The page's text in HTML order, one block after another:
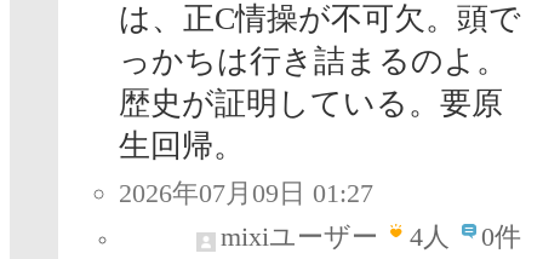
は、正C情操が不可欠。頭で
っかちは行き詰まるのよ。
歴史が証明している。要原
生回帰。
2026年07月09日 01:27
mixiユーザー
4人 0件